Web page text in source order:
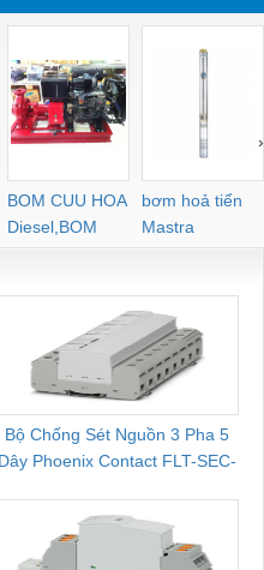
BOM CUU HOA
Diesel,BOM
CHUA CHAY
bơm hoả tiển
Mastra
›
Bộ Chống Sét Nguồn 3 Pha 5
Dây Phoenix Contact FLT-SEC-